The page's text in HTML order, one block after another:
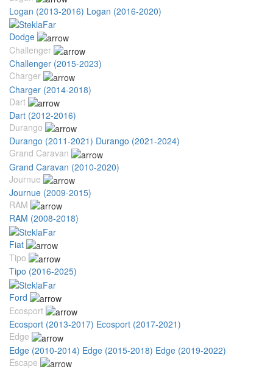
Logan (2013-2016) Logan (2016-2020)
Dodge
Challenger
Challenger (2015-2023)
Charger
Charger (2014-2018)
Dart
Dart (2012-2016)
Durango
Durango (2011-2021) Durango (2021-2024)
Grand Caravan
Grand Caravan (2010-2020)
Journue
Journue (2009-2015)
RAM
RAM (2008-2018)
Fiat
Tipo
Tipo (2016-2025)
Ford
Ecosport
Ecosport (2013-2017) Ecosport (2017-2021)
Edge
Edge (2010-2014) Edge (2015-2018) Edge (2019-2022)
Escape